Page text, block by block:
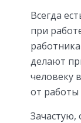
Всегда
при
делают
человеку
от
Зачастую,